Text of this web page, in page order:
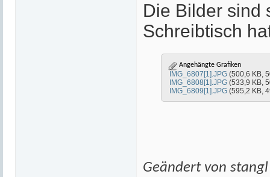
Die Bilder sind
Schreibtisch
Angehängte Grafiken
IMG_6807[1].JPG (500,6 KB,
IMG_6808[1].JPG (533,9 KB,
IMG_6809[1].JPG (595,2 KB,
Geändert von